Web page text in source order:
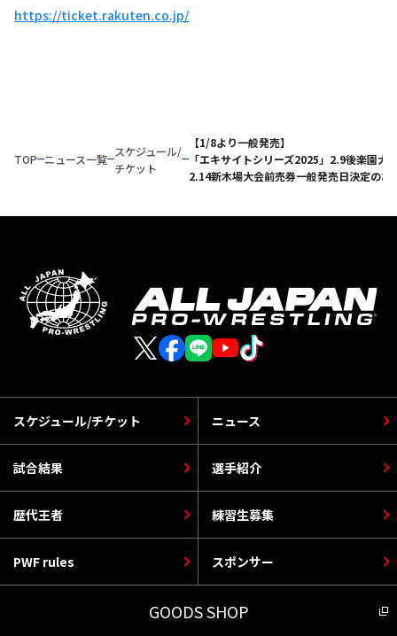
https://ticket.rakuten.co.jp/
TOP ニュース一覧
スケジュール/
チケット
【1/8より一般発売】
「エキサイトシリーズ2025」2.9後楽園大
2.14新木場大会前売券一般発売日決定のお
スケジュール/チケット
選手紹介
PWF rules
ニュース
歴代王者
スポンサー
試合結果
練習生募集
GOODS SHOP